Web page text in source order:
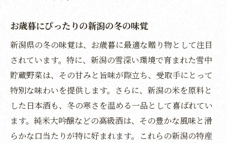
新潟のお歳暮で大切な人に感謝
心温まる新潟のお歳暮で感謝を届ける
感謝の気持ちを込めた新潟の贈り物
新潟のお歳暮で伝える心の温かさ
新潟の米と酒で心温まるお歳暮の贈り物
お歳暮に選ぶ新潟の米と酒の魅力
心を込めた贈り物に新潟の米と酒
お歳暮にぴったりの新潟の冬の味覚
新潟県の冬の味覚は、お歳暮に最適な贈り物として注目
されています。特に、新潟の雪深い環境で育まれた雪中
貯蔵野菜は、その甘みと旨味が際立ち、受取手にとって
特別な味わいを提供します。さらに、新潟の米を原料と
した日本酒も、冬の寒さを温める一品として喜ばれてい
ます。純米大吟醸などの高級酒は、その豊かな風味と滑
らかな口当たりが特に好まれます。これらの新潟の特産